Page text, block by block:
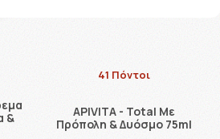
&
41 Πόντοι
APIVITA - Total Με
Πρόπολη & Δυόσμο 75ml